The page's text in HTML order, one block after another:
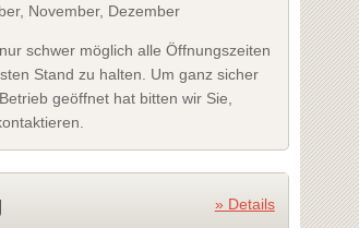
November, Dezember
schwer möglich alle Öffnungszeiten
Stand zu halten. Um ganz sicher
geöffnet hat bitten wir Sie,
» Details